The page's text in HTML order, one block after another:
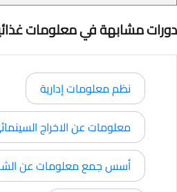
دورات مشابهة في معلومات
نظم معلومات إدارية
معلومات عن الاخراج
أسس جمع معلومات عن